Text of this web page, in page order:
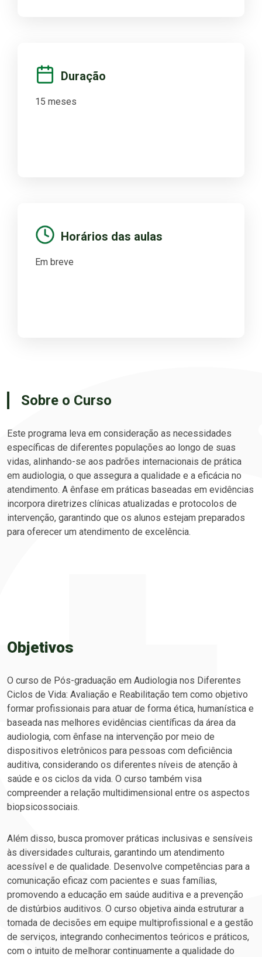
Duração
15 meses
Horários das aulas
Em breve
Sobre o Curso
Este programa leva em consideração as necessidades
específicas de diferentes populações ao longo de suas
vidas, alinhando-se aos padrões internacionais de prática
em audiologia, o que assegura a qualidade e a eficácia no
atendimento. A ênfase em práticas baseadas em evidências
incorpora diretrizes clínicas atualizadas e protocolos de
intervenção, garantindo que os alunos estejam preparados
para oferecer um atendimento de excelência.
Objetivos
O curso de Pós-graduação em Audiologia nos Diferentes
Ciclos de Vida: Avaliação e Reabilitação tem como objetivo
formar profissionais para atuar de forma ética, humanística e
baseada nas melhores evidências científicas da área da
audiologia, com ênfase na intervenção por meio de
dispositivos eletrônicos para pessoas com deficiência
auditiva, considerando os diferentes níveis de atenção à
saúde e os ciclos da vida. O curso também visa
compreender a relação multidimensional entre os aspectos
biopsicossociais.
Além disso, busca promover práticas inclusivas e sensíveis
às diversidades culturais, garantindo um atendimento
acessível e de qualidade. Desenvolve competências para a
comunicação eficaz com pacientes e suas famílias,
promovendo a educação em saúde auditiva e a prevenção
de distúrbios auditivos. O curso objetiva ainda estruturar a
tomada de decisões em equipe multiprofissional e a gestão
de serviços, integrando conhecimentos teóricos e práticos,
com o intuito de melhorar continuamente a qualidade do